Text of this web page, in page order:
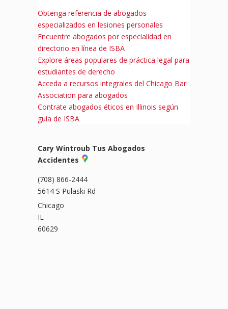
Obtenga referencia de abogados
especializados en lesiones personales
Encuentre abogados por especialidad en
directorio en línea de ISBA
Explore áreas populares de práctica legal para
estudiantes de derecho
Acceda a recursos integrales del Chicago Bar
Association para abogados
Contrate abogados éticos en Illinois según
guía de ISBA
Cary Wintroub Tus Abogados
Accidentes
(708) 866-2444
5614 S Pulaski Rd
Chicago
IL
60629